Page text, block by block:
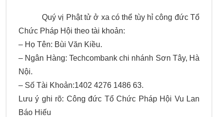
Quý vị Phật tử ở xa có thể tùy hỉ công đức Tổ
Chức Pháp Hội theo tài khoản:
– Họ Tên: Bùi Văn Kiều.
– Ngân Hàng: Techcombank chi nhánh Sơn Tây, Hà
Nội.
– Số Tài Khoản:1402 4276 1486 63.
Lưu ý ghi rõ: Công đức Tổ Chức Pháp Hội Vu Lan
Báo Hiếu